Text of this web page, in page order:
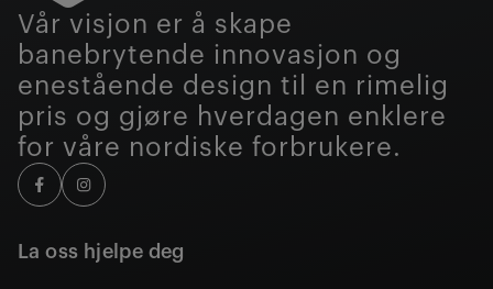
Vår visjon er å skape
banebrytende innovasjon og
enestående design til en rimelig
pris og gjøre hverdagen enklere
for våre nordiske forbrukere.
La oss hjelpe deg